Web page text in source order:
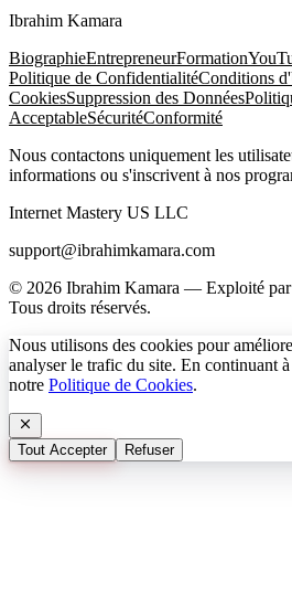
Ibrahim Kamara
BiographieEntrepreneurFormation
Politique de ConfidentialitéConditions
CookiesSuppression des Données
AcceptableSécuritéConformité
Nous contactons uniquement les
informations ou s'inscrivent à nos
Internet Mastery US LLC
support@ibrahimkamara.com
© 2026 Ibrahim Kamara — Exploité
Tous droits réservés.
Nous utilisons des cookies pour
analyser le trafic du site. En continuant
notre Politique de Cookies.
Tout Accepter Refuser